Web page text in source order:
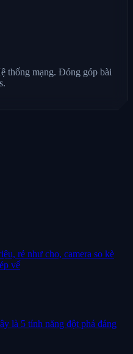
thống mạng. Đóng góp bài
rẻ như cho, camera so kè
vế
là 5 tính năng đột phá đáng